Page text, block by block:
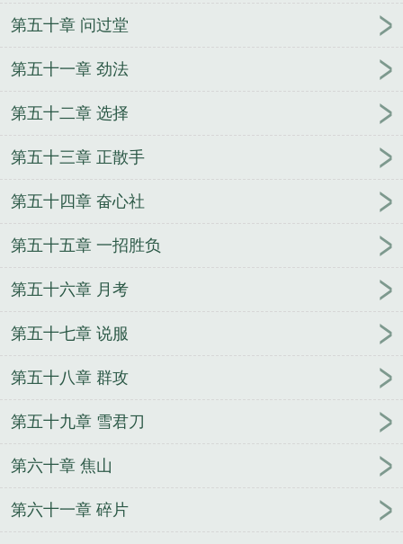
第五十章 问过堂
第五十一章 劲法
第五十二章 选择
第五十三章 正散手
第五十四章 奋心社
第五十五章 一招胜负
第五十六章 月考
第五十七章 说服
第五十八章 群攻
第五十九章 雪君刀
第六十章 焦山
第六十一章 碎片